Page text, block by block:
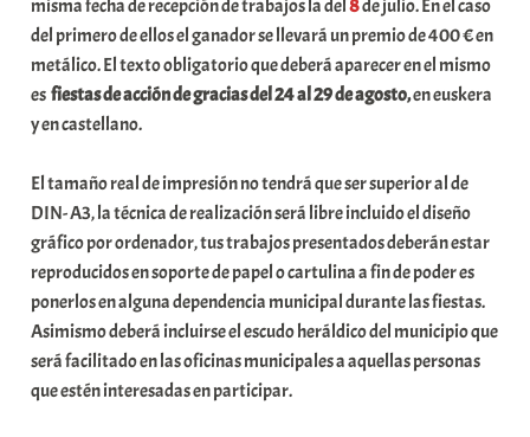
r
E
r
r
i
x
a
K
o
m
u
n
i
misma fecha de recepción de trabajos la del8de julio. En el caso
del primero de ellos el ganador se llevará un premio de 400 € en
metálico. El texto obligatorio que deberá aparecer en el mismo
es fiestas de acción de gracias del 24 al 29 de agosto,en euskera
y en castellano.
El tamaño real de impresión no tendrá que ser superior al de
DIN- A3, la técnica de realización será libre incluido el diseño
gráfico por ordenador, tus trabajos presentados deberán estar
reproducidos en soporte de papel o cartulina a fin de poder es
ponerlos en alguna dependencia municipal durante las fiestas.
Asimismo deberá incluirse el escudo heráldico del municipio que
será facilitado en las oficinas municipales a aquellas personas
que estén interesadas en participar.